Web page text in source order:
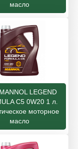
масло
LEGEND
C5 0W20 1 л.
моторное
масло